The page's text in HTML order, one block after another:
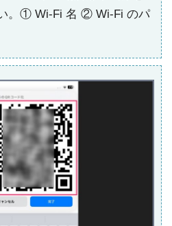
。① Wi-Fi 名 ② Wi-Fi のパ